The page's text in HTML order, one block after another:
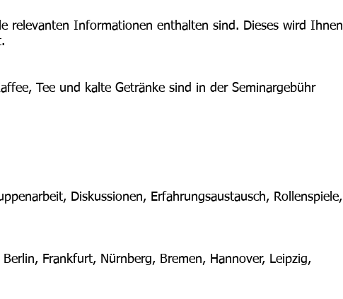
relevanten Informationen enthalten sind. Dieses wird Ihnen
Tee und kalte Getränke sind in der Seminargebühr
Diskussionen, Erfahrungsaustausch, Rollenspiele,
Frankfurt, Nürnberg, Bremen, Hannover, Leipzig,